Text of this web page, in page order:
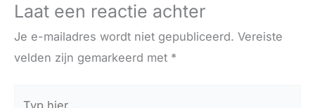
Laat een reactie achter
Je e-mailadres wordt niet gepubliceerd. Vereiste
velden zijn gemarkeerd met *